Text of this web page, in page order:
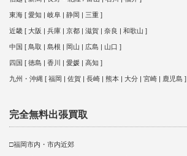
東海 [ 愛知 | 岐阜 | 静岡 | 三重 ]
近畿 [ 大阪 | 兵庫 | 京都 | 滋賀 | 奈良 | 和歌山 ]
中国 [ 鳥取 | 島根 | 岡山 | 広島 | 山口 ]
四国 [ 徳島 | 香川 | 愛媛 | 高知 ]
九州・沖縄 [ 福岡 | 佐賀 | 長崎 | 熊本 | 大分 | 宮崎 | 鹿児島 ]
完全無料出張買取
□福岡市内・市内近郊